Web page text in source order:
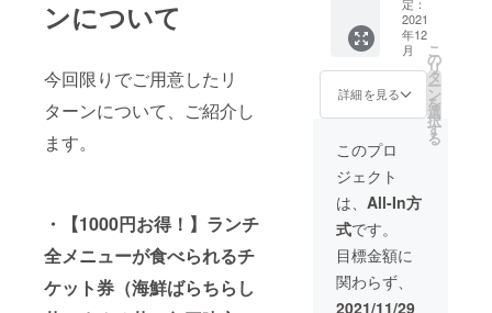
ンについて
今回限りでご用意したリ
ターンについて、ご紹介し
ます。
・【1000円お得！】ランチ
全メニューが食べられるチ
ケット券（海鮮ばらちらし
日来店
されて
もお使
いいた
せん。
・ご
は、お
て受け
付けま
予約時
にお名
前と注
文IDを
お知ら
用券を
ご利用
の際は
事前に
予約を
お願い
当日来
てもお
使いい
ただけ
ませ
ん。
・ご
予約
は、お
利用は
不可で
す。
【注意
事項】
利用券
をご利
用の際
は事前
に予約
をお願
いいた
しま
す。当
日来店
ナー専
25,000
円分 お
食事券
※
ディ
ナー専
用
25,000
円分
（1,000
円×25
枚）の
お食事
券をご
自宅に
2021
年12
月
詳細を見る
こ
の
リ
タ
ー
ン
を
選
択
す
る
このプロ
ジェクト
は、 All-In方
式です。
目標金額に
関わらず、
2021/11/29